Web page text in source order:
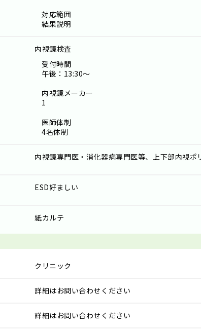
対応範囲
結果説明
内視鏡検査
受付時間
午後：13:30～
内視鏡メーカー
1
医師体制
4名体制
内視鏡専門医・消化器病専門医等、上下部内視ポ
ESD好ましい
紙カルテ
クリニック
詳細はお問い合わせください
詳細はお問い合わせください